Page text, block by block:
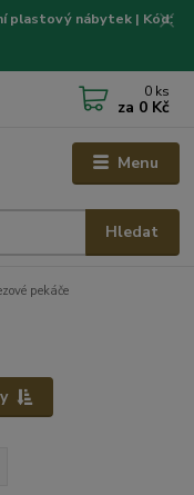
plastový nábytek | Kód:
Menu
Hledat
0 ks
za 0 Kč
pekáče